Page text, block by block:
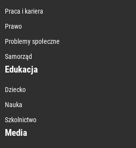
Praca i kariera
Prawo
Problemy społeczne
Samorząd
Edukacja
Dziecko
Nauka
Szkolnictwo
Media